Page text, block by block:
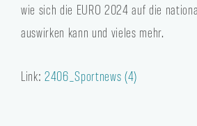
wie sich die EURO 2024 auf die
auswirken kann und vieles mehr.
Link:2406_Sportnews (4)